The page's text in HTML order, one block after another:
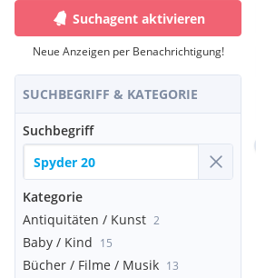
Suchagent aktivieren
Neue Anzeigen per Benachrichtigung!
SUCHBEGRIFF & KATEGORIE
Suchbegriff
Kategorie
Antiquitäten / Kunst 2
Baby / Kind 15
Bücher / Filme / Musik 13